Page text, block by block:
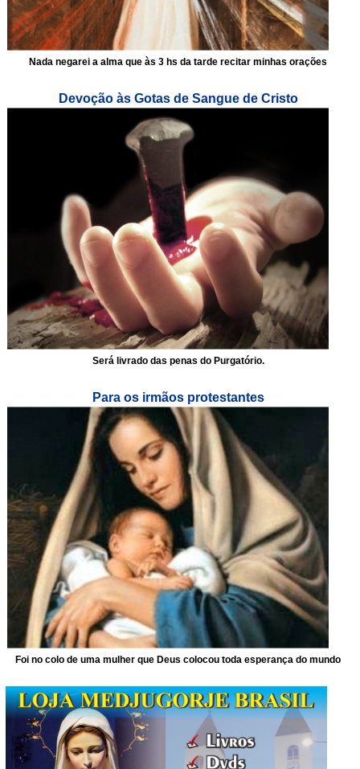
Nada negarei a alma que às 3 hs da tarde recitar minhas orações
Devoção às Gotas de Sangue de Cristo
Será livrado das penas do Purgatório.
Para os irmãos protestantes
Foi no colo de uma mulher que Deus colocou toda esperança do mundo